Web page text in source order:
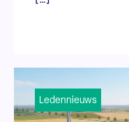
Ledennieuws